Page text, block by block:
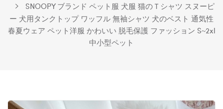
SNOOPY ブランド ペット服 犬服 猫のＴシャツ スヌーピ
ー 犬用タンクトップ ワッフル 無袖シャツ 犬のベスト 通気性
春夏ウェア ペット洋服 かわいい 脱毛保護 ファッション S~2xl
中小型ペット